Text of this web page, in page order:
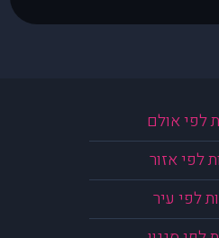
לפי אולם
לפי אזור
לפי עיר